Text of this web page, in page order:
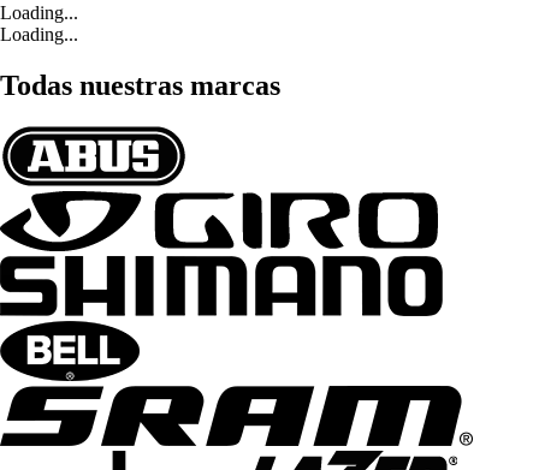
Loading...
Loading...
Todas nuestras marcas